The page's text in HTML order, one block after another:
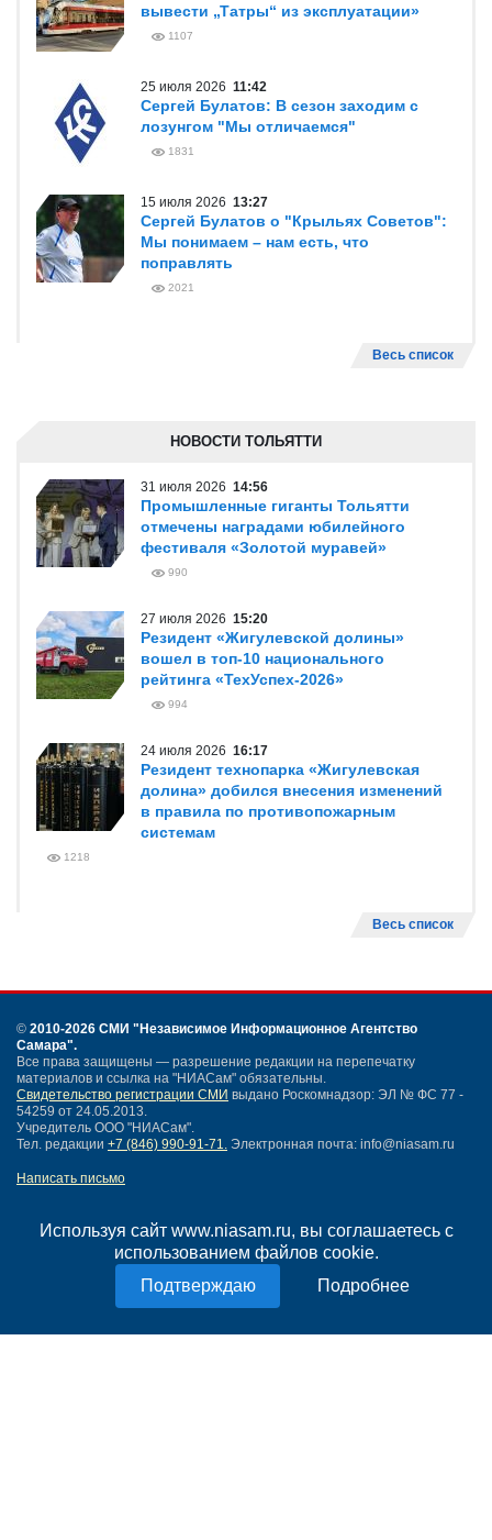
Используя сайт www.niasam.ru, вы соглашаетесь с
использованием файлов cookie.
Подробнее
вывести „Татры“ из эксплуатации»
1107
25 июля 2026 11:42
Сергей Булатов: В сезон заходим с
лозунгом "Мы отличаемся"
1831
15 июля 2026 13:27
Сергей Булатов о "Крыльях Советов":
Мы понимаем – нам есть, что
поправлять
2021
Весь список
НОВОСТИ ТОЛЬЯТТИ
31 июля 2026 14:56
Промышленные гиганты Тольятти
отмечены наградами юбилейного
фестиваля «Золотой муравей»
990
27 июля 2026 15:20
Резидент «Жигулевской долины»
вошел в топ-10 национального
рейтинга «ТехУспех-2026»
994
24 июля 2026 16:17
Резидент технопарка «Жигулевская
долина» добился внесения изменений
в правила по противопожарным
системам
1218
Весь список
© 2010-2026 СМИ "Независимое Информационное Агентство
Самара".
Все права защищены — разрешение редакции на перепечатку
материалов и ссылка на "НИАСам" обязательны.
Свидетельство регистрации СМИ выдано Роскомнадзор: ЭЛ № ФС 77 -
54259 от 24.05.2013.
Учредитель ООО "НИАСам".
Тел. редакции +7 (846) 990-91-71. Электронная почта: info@niasam.ru
Написать письмо
Нашли ошибку?
Политика конфиденциальности
Согласие на обработку персональных данных